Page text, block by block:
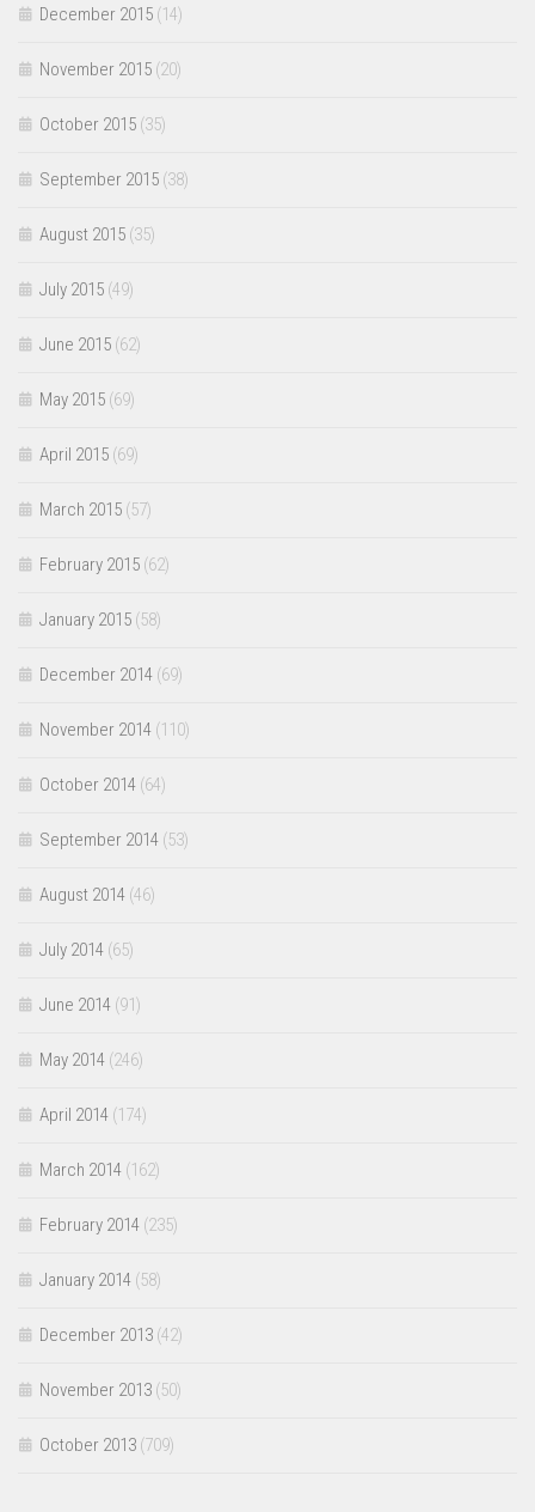
December 2015 (14)
November 2015 (20)
October 2015 (35)
September 2015 (38)
August 2015 (35)
July 2015 (49)
June 2015 (62)
May 2015 (69)
April 2015 (69)
March 2015 (57)
February 2015 (62)
January 2015 (58)
December 2014 (69)
November 2014 (110)
October 2014 (64)
September 2014 (53)
August 2014 (46)
July 2014 (65)
June 2014 (91)
May 2014 (246)
April 2014 (174)
March 2014 (162)
February 2014 (235)
January 2014 (58)
December 2013 (42)
November 2013 (50)
October 2013 (709)